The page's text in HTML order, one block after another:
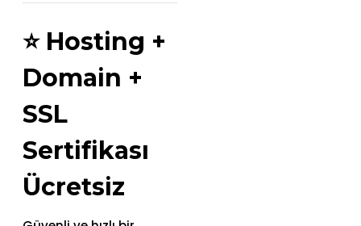
⭐ Hosting +
Domain +
SSL
Sertifikası
Ücretsiz